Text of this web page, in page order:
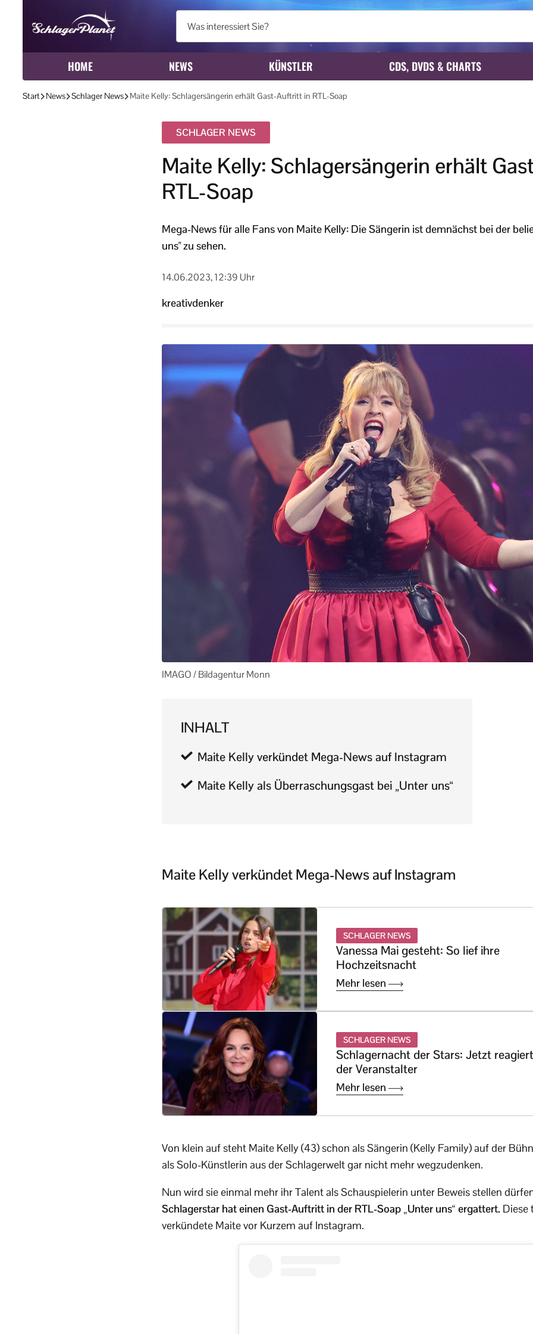
HOME NEWS KÜNSTLER CDS, DVDS & CHARTS
Start News Schlager News Maite Kelly: Schlagersängerin erhält Gast-Auftritt in RTL-Soap
SCHLAGER NEWS
Maite Kelly: Schlagersängerin erhält
RTL-Soap
Mega-News für alle Fans von Maite Kelly: Die Sängerin ist demnächst bei der
uns" zu sehen.
14.06.2023, 12:39 Uhr
kreativdenker
IMAGO / Bildagentur Monn
INHALT
Maite Kelly verkündet Mega-News auf Instagram
Maite Kelly als Überraschungsgast bei „Unter uns“
Maite Kelly verkündet Mega-News auf Instagram
SCHLAGER NEWS
Vanessa Mai gesteht: So lief ihre
Hochzeitsnacht
Mehr lesen
SCHLAGER NEWS
Schlagernacht der Stars: Jetzt reagiert
der Veranstalter
Mehr lesen
Von klein auf steht Maite Kelly (43) schon als Sängerin (Kelly Family) auf der
als Solo-Künstlerin aus der Schlagerwelt gar nicht mehr wegzudenken.
Nun wird sie einmal mehr ihr Talent als Schauspielerin unter Beweis stellen
Schlagerstar hat einen Gast-Auftritt in der RTL-Soap „Unter uns“ ergattert. Diese
verkündete Maite vor Kurzem auf Instagram.